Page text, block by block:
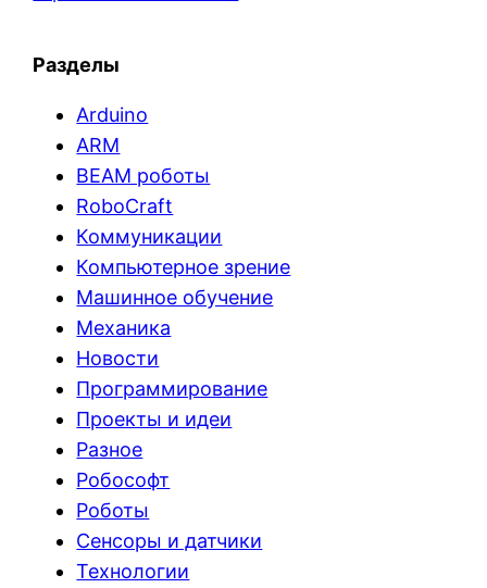
Разделы
Arduino
ARM
BEAM роботы
RoboCraft
Коммуникации
Компьютерное зрение
Машинное обучение
Механика
Новости
Программирование
Проекты и идеи
Разное
Робософт
Роботы
Сенсоры и датчики
Технологии